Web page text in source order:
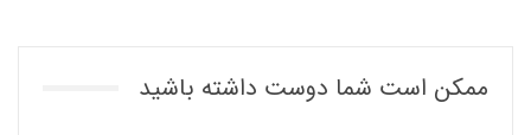
ممکن است شما دوست داشته باشید